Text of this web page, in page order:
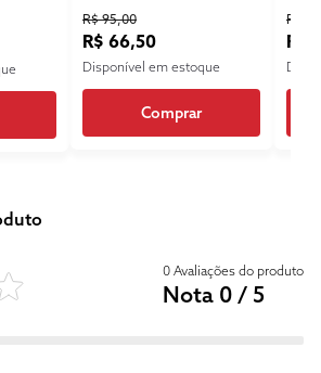
R$ 95,00
R$ 66,50
Disponível em estoque
Comprar
R$
R$
0 Avaliações do produto
Nota 0 / 5